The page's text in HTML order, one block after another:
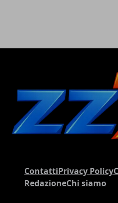
ContattiPrivacy Policy
RedazioneChi siamo